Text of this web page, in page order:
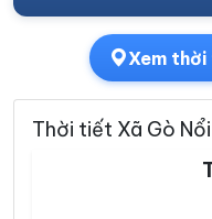
Xem
Thời tiết Xã Gò